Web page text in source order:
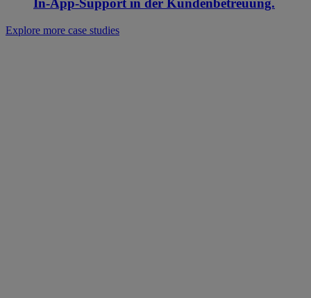
In-App-Support in der Kundenbetreuung.
Explore more case studies